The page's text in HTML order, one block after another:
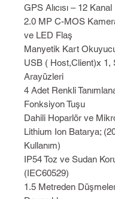
GPS Alıcısı – 12 Kanal
2.0 MP C-MOS
ve LED Flaş
Manyetik Kart
USB ( Host,Client)x 1,
Arayüzleri
4 Adet Renkli
Fonksiyon Tuşu
Dahili Hoparlör ve
Lithium Ion Batarya;
Kullanım)
IP54 Toz ve Sudan
(IEC60529)
1.5 Metreden